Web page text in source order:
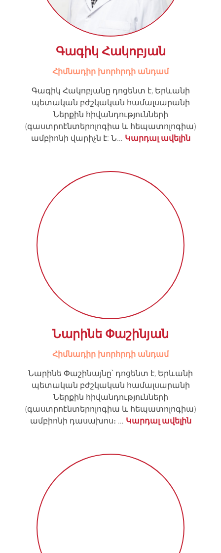
Գագիկ Հակոբյան
Հիմնադիր խորհրդի անդամ
Գագիկ Հակոբյանը դոցենտ է, Երևանի
պետական բժշկական համալսարանի
Ներքին հիվանդությունների
(գաստրոէնտերոլոգիա և հեպատոլոգիա)
ամբիոնի վարիչն է: Ն… Կարդալ ավելին
Նարինե Փաշինյան
Հիմնադիր խորհրդի անդամ
Նարինե Փաշինայնը՝ դոցենտ է, Երևանի
պետական բժշկական համալսարանի
Ներքին հիվանդությունների
(գաստրոէնտերոլոգիա և հեպատոլոգիա)
ամբիոնի դասախոս։ … Կարդալ ավելին